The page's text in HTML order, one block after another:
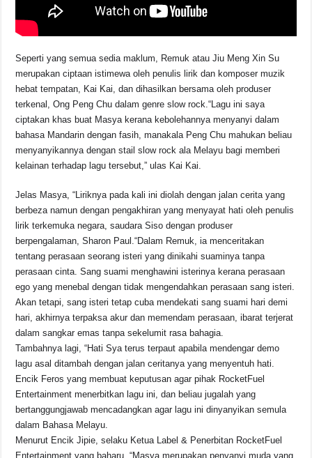
Seperti yang semua sedia maklum, Remuk atau Jiu Meng Xin Su
merupakan ciptaan istimewa oleh penulis lirik dan komposer muzik
hebat tempatan, Kai Kai, dan dihasilkan bersama oleh produser
terkenal, Ong Peng Chu dalam genre slow rock.“Lagu ini saya
ciptakan khas buat Masya kerana kebolehannya menyanyi dalam
bahasa Mandarin dengan fasih, manakala Peng Chu mahukan beliau
menyanyikannya dengan stail slow rock ala Melayu bagi memberi
kelainan terhadap lagu tersebut,” ulas Kai Kai.
Jelas Masya, “Liriknya pada kali ini diolah dengan jalan cerita yang
berbeza namun dengan pengakhiran yang menyayat hati oleh penulis
lirik terkemuka negara, saudara Siso dengan produser
berpengalaman, Sharon Paul.“Dalam Remuk, ia menceritakan
tentang perasaan seorang isteri yang dinikahi suaminya tanpa
perasaan cinta. Sang suami menghawini isterinya kerana perasaan
ego yang menebal dengan tidak mengendahkan perasaan sang isteri.
Akan tetapi, sang isteri tetap cuba mendekati sang suami hari demi
hari, akhirnya terpaksa akur dan memendam perasaan, ibarat terjerat
dalam sangkar emas tanpa sekelumit rasa bahagia.
Tambahnya lagi, “Hati Sya terus terpaut apabila mendengar demo
lagu asal ditambah dengan jalan ceritanya yang menyentuh hati.
Encik Feros yang membuat keputusan agar pihak RocketFuel
Entertainment menerbitkan lagu ini, dan beliau jugalah yang
bertanggungjawab mencadangkan agar lagu ini dinyanyikan semula
dalam Bahasa Melayu.
Menurut Encik Jipie, selaku Ketua Label & Penerbitan RocketFuel
Entertainment yang baharu, “Masya merupakan penyanyi muda yang